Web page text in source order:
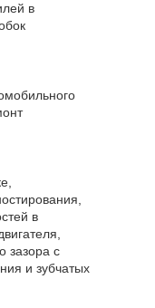
в
в
зазора с
и зубчатых